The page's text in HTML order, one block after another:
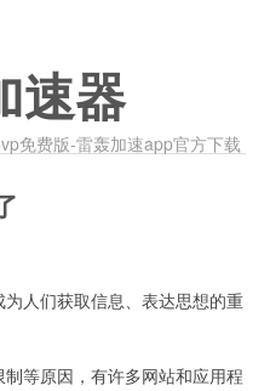
速器
免费版-雷轰加速app官方下载
人们获取信息、表达思想的重
等原因，有许多网站和应用程